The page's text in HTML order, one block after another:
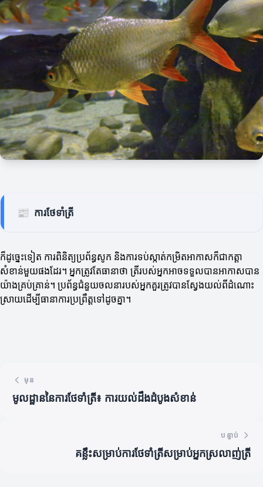
📰 ការថែទាំត្រី
ក៏ដូច្នេះទៀត ការពិនិត្យប្រព័ន្ធសូក និងការទប់ស្កាត់កម្រិតអាកាសក៏ជាកត្តា
សំខាន់មួយផងដែរ។ អ្នកត្រូវតែធានាថា ត្រីរបស់អ្នកអាចទទួលបានអាកាសបាន
យ៉ាងគ្រប់គ្រាន់។ ប្រព័ន្ធជំនួយចលនារបស់អ្នកគួរត្រូវបានស្វែងយល់ពីដំណោះ
ស្រាយដើម្បីធានាការប្រព្រឹត្តទៅដូចគ្នា។
មុន
មូលដ្ឋាននៃការថែទាំត្រី៖ ការយល់ដឹងដំបូងសំខាន់
បន្ទាប់
គន្លឹះសម្រាប់ការថែទាំត្រីសម្រាប់អ្នកស្រលាញ់ត្រី